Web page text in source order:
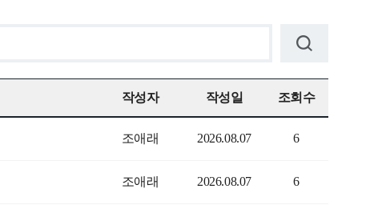
작성자 작성일 조회수
조애래 2026.08.07 6
조애래 2026.08.07 6